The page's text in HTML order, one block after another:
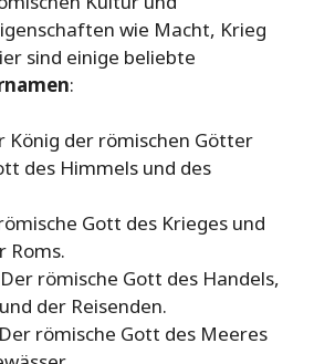
wie Macht, Krieg
sind einige beliebte
:
König der römischen Götter
des Himmels und des
Gott des Krieges und
Roms.
Der römische Gott des Handels,
der Reisenden.
Der römische Gott des Meeres